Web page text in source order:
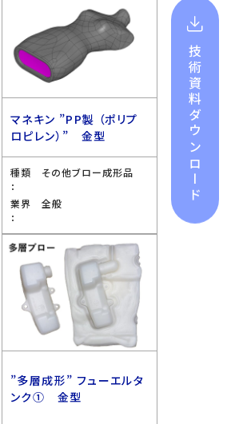
マネキン ”PP製 （ポリプ
ロピレン）” 金型
種類
：
その他ブロー成形品
業界
：
全般
”多層成形” フューエルタ
ンク① 金型
技術資料
ダウンロード